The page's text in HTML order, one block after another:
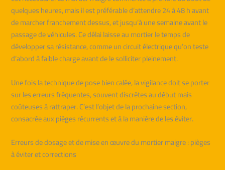
quelques heures, mais il est préférable d’attendre 24 à 48 h avant
de marcher franchement dessus, et jusqu’à une semaine avant le
passage de véhicules. Ce délai laisse au mortier le temps de
développer sa résistance, comme un circuit électrique qu’on teste
d’abord à faible charge avant de le solliciter pleinement.
Une fois la technique de pose bien calée, la vigilance doit se porter
sur les erreurs fréquentes, souvent discrètes au début mais
coûteuses à rattraper. C’est l’objet de la prochaine section,
consacrée aux pièges récurrents et à la manière de les éviter.
Erreurs de dosage et de mise en œuvre du mortier maigre : pièges
à éviter et corrections